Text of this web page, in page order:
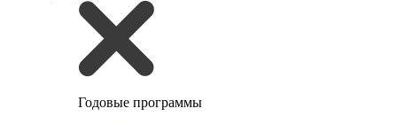
Годовые программы